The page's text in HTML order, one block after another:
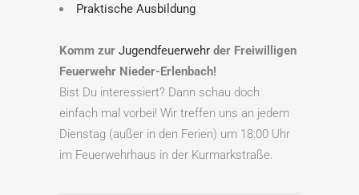
Praktische Ausbildung
Komm zur Jugendfeuerwehr der Freiwilligen
Feuerwehr Nieder-Erlenbach!
Bist Du interessiert? Dann schau doch
einfach mal vorbei! Wir treffen uns an jedem
Dienstag (außer in den Ferien) um 18:00 Uhr
im Feuerwehrhaus in der Kurmarkstraße.